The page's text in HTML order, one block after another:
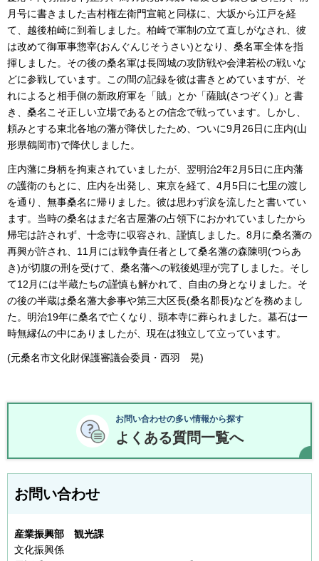
月号に書きました吉村権左衛門宣範と同様に、大坂から江戸を経
て、越後柏崎に到着しました。柏崎で軍制の立て直しがなされ、彼
は改めて御軍事惣宰(おんぐんじそうさい)となり、桑名軍全体を指
揮しました。その後の桑名軍は長岡城の攻防戦や会津若松の戦いな
どに参戦しています。この間の記録を彼は書きとめていますが、そ
れによると相手側の新政府軍を「賊」とか「薩賊(さつぞく)」と書
き、桑名こそ正しい立場であるとの信念で戦っています。しかし、
頼みとする東北各地の藩が降伏したため、ついに9月26日に庄内(山
形県鶴岡市)で降伏しました。
庄内藩に身柄を拘束されていましたが、翌明治2年2月5日に庄内藩
の護衛のもとに、庄内を出発し、東京を経て、4月5日に七里の渡し
を通り、無事桑名に帰りました。彼は思わず涙を流したと書いてい
ます。当時の桑名はまだ名古屋藩の占領下におかれていましたから
帰宅は許されず、十念寺に収容され、謹慎しました。8月に桑名藩の
再興が許され、11月には戦争責任者として桑名藩の森陳明(つらあ
き)が切腹の刑を受けて、桑名藩への戦後処理が完了しました。そし
て12月には半蔵たちの謹慎も解かれて、自由の身となりました。そ
の後の半蔵は桑名藩大参事や第三大区長(桑名郡長)などを務めまし
た。明治19年に桑名で亡くなり、顕本寺に葬られました。墓石は一
時無縁仏の中にありましたが、現在は独立して立っています。
(元桑名市文化財保護審議会委員・西羽 晃)
お問い合わせの多い情報から探す
よくある質問一覧へ
お問い合わせ
産業振興部 観光課
文化振興係